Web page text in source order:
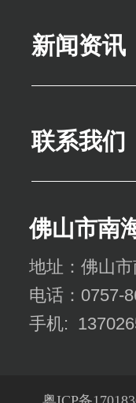
新闻资讯
联系我们
佛山市南
地址：佛山
电话：0757-
手机: